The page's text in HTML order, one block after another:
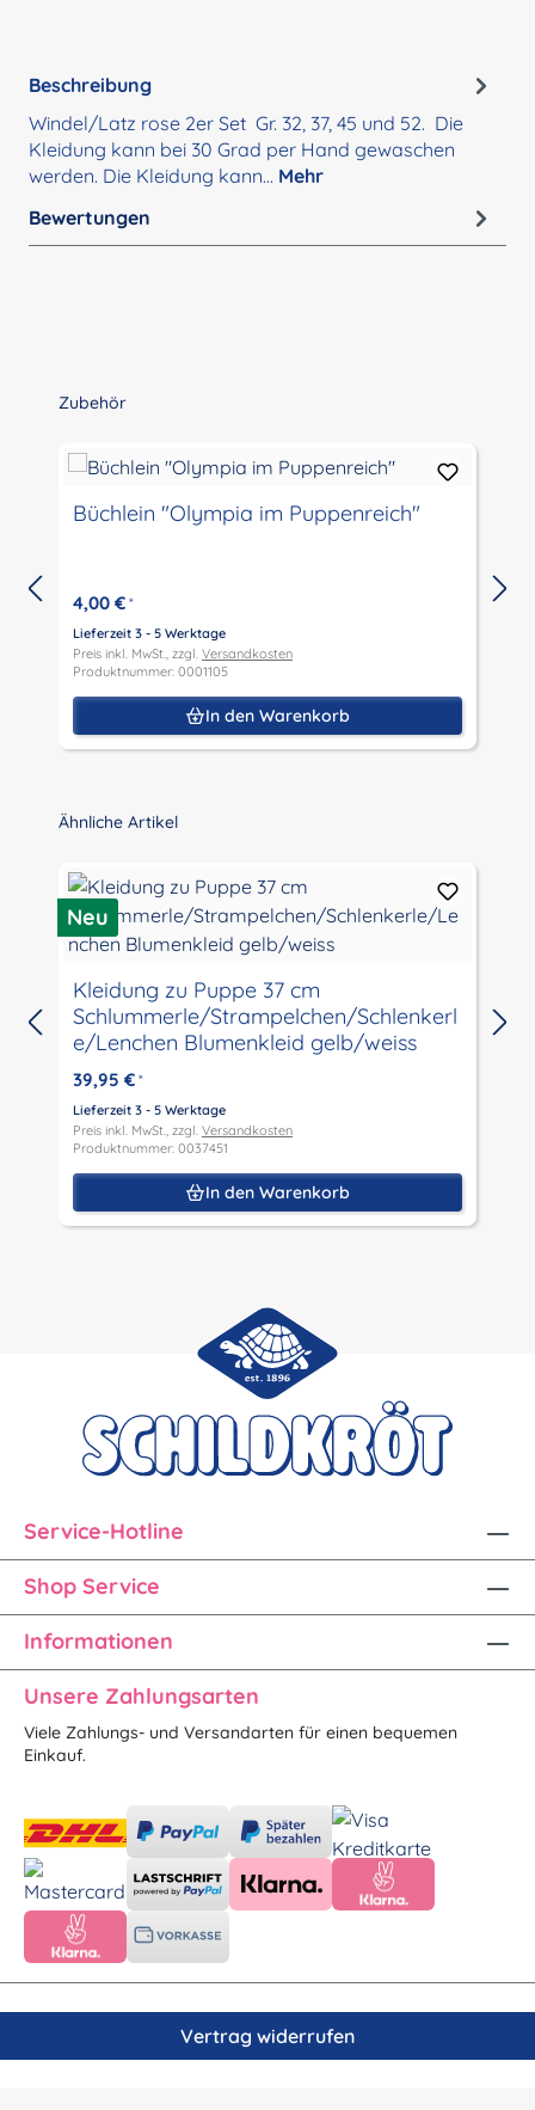
Beschreibung
Windel/Latz rose 2er Set Gr. 32, 37, 45 und 52. Die
Kleidung kann bei 30 Grad per Hand gewaschen
werden. Die Kleidung kann… Mehr
Bewertungen
Produktgalerie überspringen
Zubehör
Büchlein "Olympia im Puppenreich"
4,00 € *
Lieferzeit 3 - 5 Werktage
Preis inkl. MwSt., zzgl. Versandkosten
Produktnummer: 0001105
In den Warenkorb
Produktgalerie überspringen
Ähnliche Artikel
Neu
Kleidung zu Puppe 37 cm
Schlummerle/Strampelchen/Schlenkerl
e/Lenchen Blumenkleid gelb/weiss
39,95 € *
Lieferzeit 3 - 5 Werktage
Preis inkl. MwSt., zzgl. Versandkosten
Produktnummer: 0037451
In den Warenkorb
Service-Hotline
Shop Service
Informationen
Unsere Zahlungsarten
Viele Zahlungs- und Versandarten für einen bequemen
Einkauf.
Vertrag widerrufen